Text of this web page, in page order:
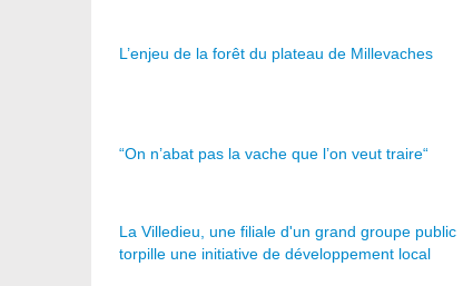
L’enjeu de la forêt du plateau de Millevaches
“On n’abat pas la vache que l’on veut traire“
La Villedieu, une filiale d'un grand groupe public
torpille une initiative de développement local